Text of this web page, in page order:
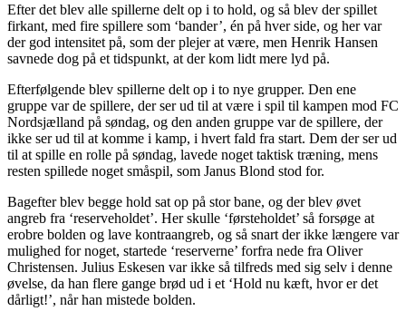
Efter det blev alle spillerne delt op i to hold, og så blev der spillet
firkant, med fire spillere som ‘bander’, én på hver side, og her var
der god intensitet på, som der plejer at være, men Henrik Hansen
savnede dog på et tidspunkt, at der kom lidt mere lyd på.
Efterfølgende blev spillerne delt op i to nye grupper. Den ene
gruppe var de spillere, der ser ud til at være i spil til kampen mod FC
Nordsjælland på søndag, og den anden gruppe var de spillere, der
ikke ser ud til at komme i kamp, i hvert fald fra start. Dem der ser ud
til at spille en rolle på søndag, lavede noget taktisk træning, mens
resten spillede noget småspil, som Janus Blond stod for.
Bagefter blev begge hold sat op på stor bane, og der blev øvet
angreb fra ‘reserveholdet’. Her skulle ‘førsteholdet’ så forsøge at
erobre bolden og lave kontraangreb, og så snart der ikke længere var
mulighed for noget, startede ‘reserverne’ forfra nede fra Oliver
Christensen. Julius Eskesen var ikke så tilfreds med sig selv i denne
øvelse, da han flere gange brød ud i et ‘Hold nu kæft, hvor er det
dårligt!’, når han mistede bolden.